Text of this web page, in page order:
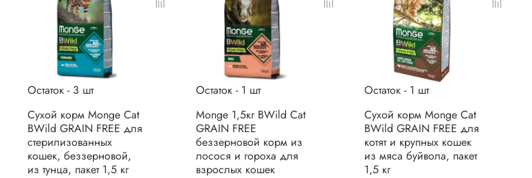
Остаток - 3 шт
Сухой корм Monge Cat
BWild GRAIN FREE для
стерилизованных
кошек, беззерновой,
из тунца, пакет 1,5 кг
Остаток - 1 шт
Monge 1,5кг BWild Cat
GRAIN FREE
беззерновой корм из
лосося и гороха для
взрослых кошек
Остаток - 1 шт
Сухой корм Monge Cat
BWild GRAIN FREE для
котят и крупных кошек
из мяса буйвола, пакет
1,5 кг